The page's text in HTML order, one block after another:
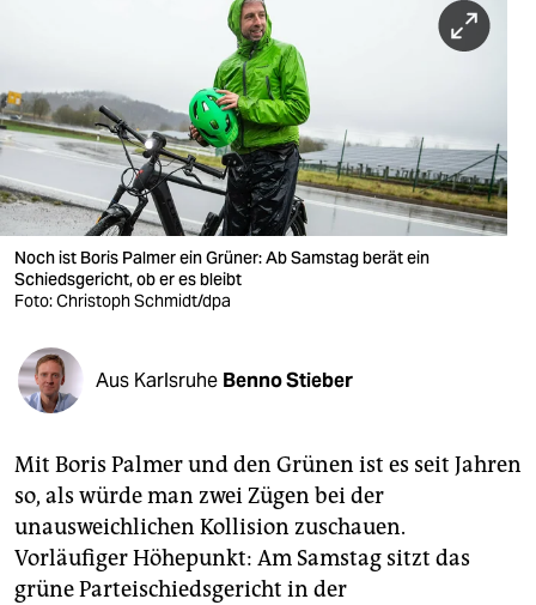
nord
wahrheit
verlag
verlag
veranstaltungen
shop
fragen & hilfe
abo
genossenschaft
epaper login
Noch ist Boris Palmer ein Grüner: Ab Samstag berät ein
Schiedsgericht, ob er es bleibt
Foto: Christoph Schmidt/dpa
Aus Karlsruhe Benno Stieber
Mit Boris Palmer und den Grünen ist es seit Jahren
so, als würde man zwei Zügen bei der
unausweichlichen Kollision zuschauen.
Vorläufiger Höhepunkt: Am Samstag sitzt das
grüne Parteischiedsgericht in der